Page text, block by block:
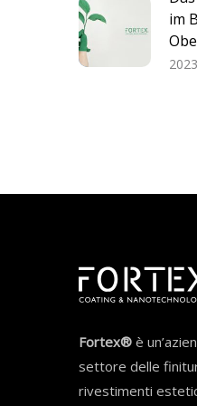
im
Fortex® è
settore delle
rivestimenti